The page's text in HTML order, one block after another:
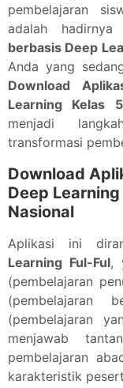
pembelajaran
adalah hadirnya
berbasis Deep
Anda yang
Download
Learning Kelas
menjadi
transformasi
Download
Deep Learning
Nasional
Aplikasi ini
Learning Ful-Ful,
(pembelajaran
(pembelajaran
(pembelajaran
menjawab
pembelajaran
karakteristik